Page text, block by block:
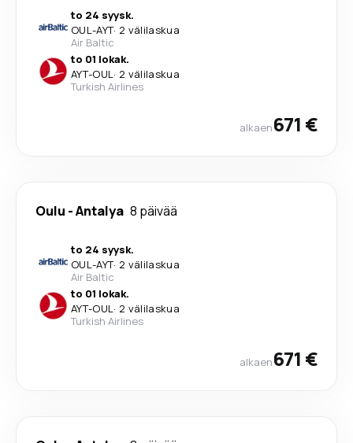
to 24 syysk.
OUL-AYT· 2 välilaskua
Air Baltic
to 01 lokak.
AYT-OUL· 2 välilaskua
Turkish Airlines
alkaen671 €
Oulu -Antalya 8 päivää
to 24 syysk.
OUL-AYT· 2 välilaskua
Air Baltic
to 01 lokak.
AYT-OUL· 2 välilaskua
Turkish Airlines
alkaen671 €